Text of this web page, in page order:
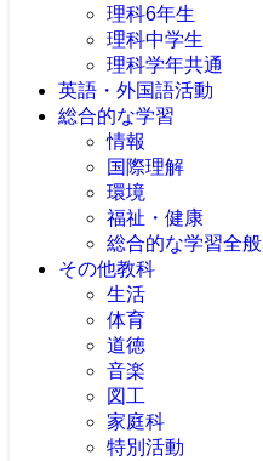
理科6年生
理科中学生
理科学年共通
英語・外国語活動
総合的な学習
情報
国際理解
環境
福祉・健康
総合的な学習全般
その他教科
生活
体育
道徳
音楽
図工
家庭科
特別活動